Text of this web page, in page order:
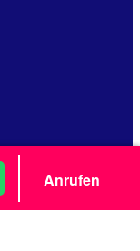
Anrufen